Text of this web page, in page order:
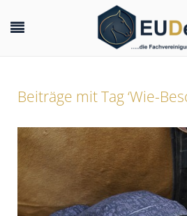
Beiträge mit Tag ‘Wie-